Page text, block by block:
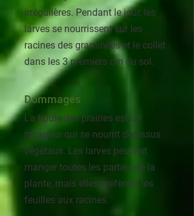
irrégulières. Pendant le jour, les
larves se nourrissent sur les
racines des graminées et le collet
dans les 3 premiers cm du sol.
Dommages
La tipule des prairies est un
ravageur qui se nourrit de tissus
végétaux. Les larves peuvent
manger toutes les parties de la
plante, mais elles préfèrent les
feuilles aux racines.